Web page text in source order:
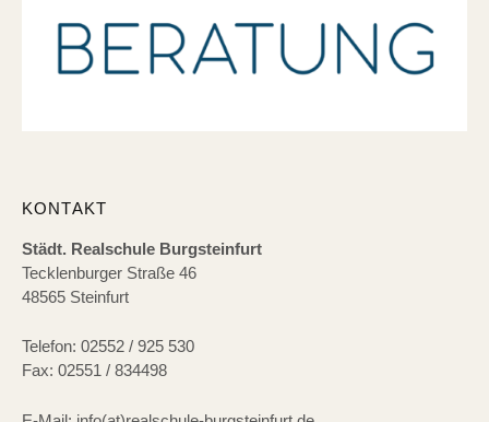
KONTAKT
Städt. Realschule Burgsteinfurt
Tecklenburger Straße 46
48565 Steinfurt
Telefon: 02552 / 925 530
Fax: 02551 / 834498